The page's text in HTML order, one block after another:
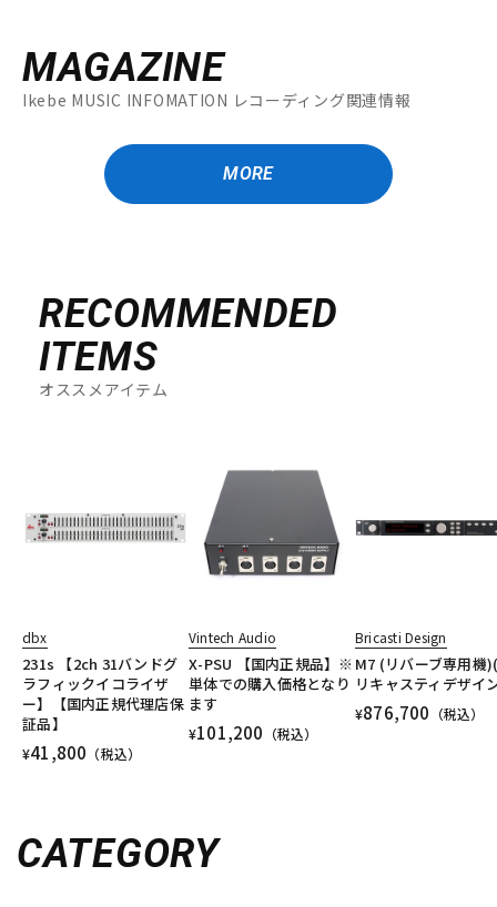
MAGAZINE
Ikebe MUSIC INFOMATION レコーディング関連情報
MORE
RECOMMENDED
ITEMS
オススメアイテム
dbx
231s 【2ch 31バンドグ
ラフィックイコライザ
ー】【国内正規代理店保
証品】
¥41,800 （税込）
Vintech Audio
X-PSU 【国内正規品】※
単体での購入価格となり
ます
¥101,200 （税込）
Bricasti Design
M7 (リバーブ専用機
リキャスティデザイ
¥876,700 （税込）
CATEGORY